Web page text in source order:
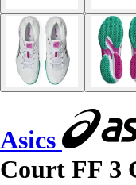
Asics
Court FF 3